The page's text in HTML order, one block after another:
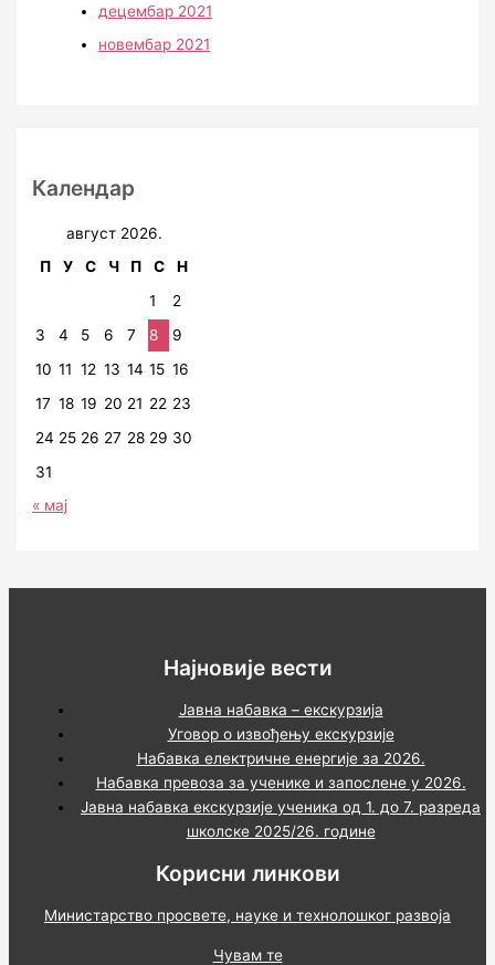
децембар 2021
новембар 2021
Календар
август 2026.
П
У С Ч П С
Н
1
2
3
4 5 6 7 8
9
10 11 12 13 14 15 16
17 18 19 20 21 22 23
24 25 26 27 28 29 30
31
« мај
Најновије вести
Јавна набавка – екскурзија
Уговор о извођењу екскурзије
Набавка електричне енергије за 2026.
Набавка превоза за ученике и запослене у 2026.
Јавна набавка екскурзије ученика од 1. до 7. разреда
школске 2025/26. године
Корисни линкови
Министарство просвете, науке и технолошког развоја
Чувам те